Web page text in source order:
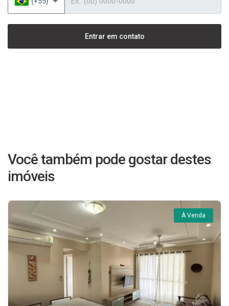
Entrar em contato
Você também pode gostar destes
imóveis
À Venda